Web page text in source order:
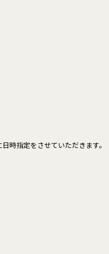
時指定をさせていただきます。